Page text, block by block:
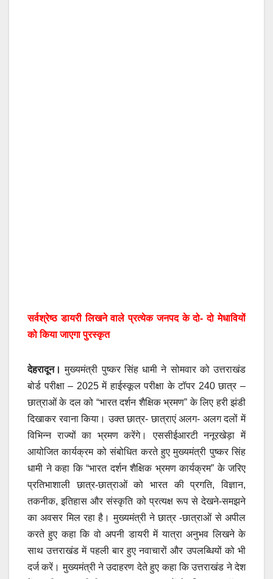
सर्वश्रेष्ठ डायरी लिखने वाले प्रत्येक जनपद के दो- दो मेधावियों
को किया जाएगा पुरस्कृत
देहरादून। मुख्यमंत्री पुष्कर सिंह धामी ने सोमवार को उत्तराखंड
बोर्ड परीक्षा – 2025 में हाईस्कूल परीक्षा के टॉपर 240 छात्र –
छात्राओं के दल को “भारत दर्शन शैक्षिक भ्रमण” के लिए हरी झंडी
दिखाकर रवाना किया। उक्त छात्र- छात्राएं अलग- अलग दलों में
विभिन्न राज्यों का भ्रमण करेंगे। एससीईआरटी ननूरखेड़ा में
आयोजित कार्यक्रम को संबोधित करते हुए मुख्यमंत्री पुष्कर सिंह
धामी ने कहा कि “भारत दर्शन शैक्षिक भ्रमण कार्यक्रम” के जरिए
प्रतिभाशाली छात्र-छात्राओं को भारत की प्रगति, विज्ञान,
तकनीक, इतिहास और संस्कृति को प्रत्यक्ष रूप से देखने-समझने
का अवसर मिल रहा है। मुख्यमंत्री ने छात्र -छात्राओं से अपील
करते हुए कहा कि वो अपनी डायरी में यात्रा अनुभव लिखने के
साथ उत्तराखंड में पहली बार हुए नवाचारों और उपलब्धियों को भी
दर्ज करें। मुख्यमंत्री ने उदाहरण देते हुए कहा कि उत्तराखंड ने देश